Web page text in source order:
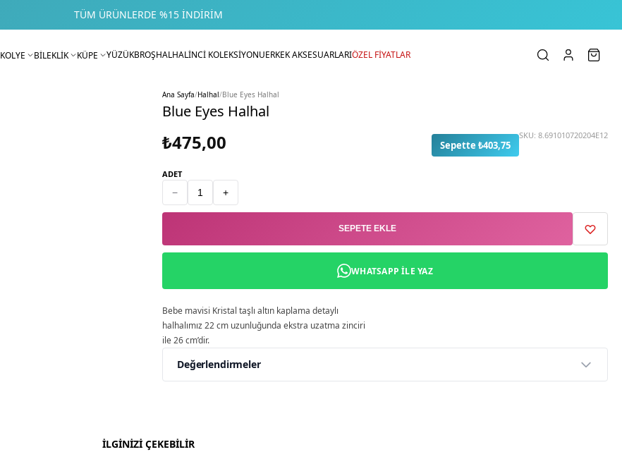
TÜM ÜRÜNLERDE %15 İNDIRIM
KOLYE BİLEKLİK KÜPE YÜZÜKBROŞHALHALİNCİ KOLEKSİYONUERKEK AKSESUARLARIÖZEL FİYATLAR
Ana Sayfa/Halhal/Blue Eyes Halhal
Blue Eyes Halhal
₺475,00 Sepette ₺403,75
SKU: 8.691010720204E12
ADET
− +
SEPETE EKLE
WHATSAPP ILE YAZ
Bebe mavisi Kristal taşlı altın kaplama detaylı
halhalımız 22 cm uzunluğunda ekstra uzatma zinciri
ile 26 cm’dir.
Değerlendirmeler
Bu ürün için henüz değerlendirme yapılmamış. İlk yorumu siz yapın!
İLGİNİZİ ÇEKEBİLİR